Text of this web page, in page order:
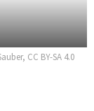
CC BY-SA 4.0